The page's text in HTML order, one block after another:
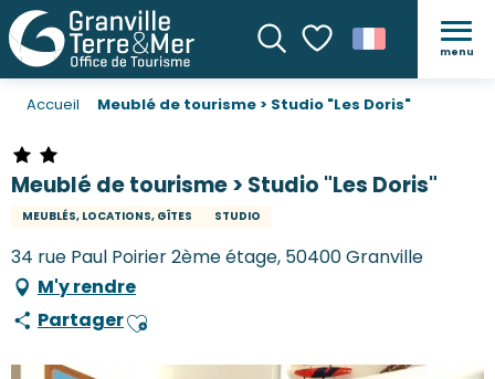
Recherche
Voir les favoris
menu
Accueil Meublé de tourisme > Studio "Les Doris"
Meublé de tourisme > Studio "Les Doris"
MEUBLÉS, LOCATIONS, GÎTES STUDIO
34 rue Paul Poirier 2ème étage, 50400 Granville
M'y rendre
PartagerAjouter aux favoris